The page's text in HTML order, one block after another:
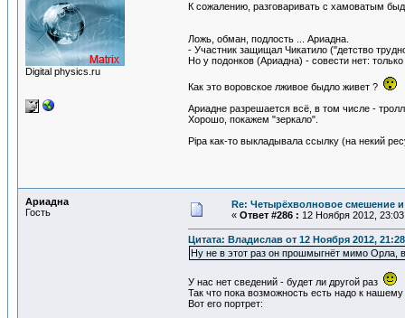
Digital physics.ru
К сожалению, разговаривать с хамоватым
Ложь, обман, подлость ... Ариадна.
- Участник защищал Чикатило ("детство
Но у подонков (Ариадна) - совести нет:
Как это воровское лживое быдло живет ?
Ариадне разрешается всё, в том числе -
Хорошо, покажем "зеркало".
Pipa как-то выкладывала ссылку (на некий
Ариадна
Гость
Re: Четырёхволновое смешение и
« Ответ #286 : 12 Ноября 2012,
Цитата: Владислав от 12 Ноября 2012,
Ну не в этот раз он прошмыгнёт мимо Орла,
У нас нет сведений - будет ли другой раз
Так что пока возможность есть надо к
Вот его портрет: